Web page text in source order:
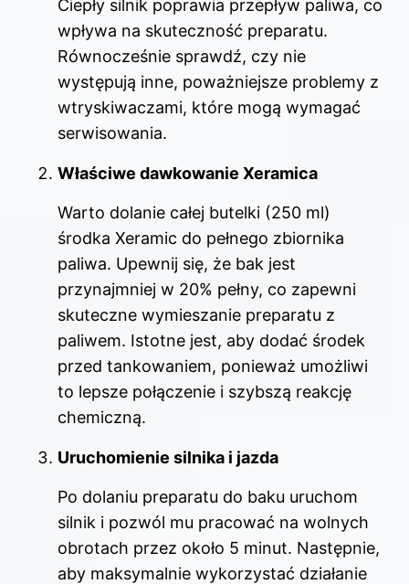
Ciepły silnik poprawia przepływ paliwa, co
wpływa na skuteczność preparatu.
Równocześnie sprawdź, czy nie
występują inne, poważniejsze problemy z
wtryskiwaczami, które mogą wymagać
serwisowania.
Właściwe dawkowanie Xeramica
Warto dolanie całej butelki (250 ml)
środka Xeramic do pełnego zbiornika
paliwa. Upewnij się, że bak jest
przynajmniej w 20% pełny, co zapewni
skuteczne wymieszanie preparatu z
paliwem. Istotne jest, aby dodać środek
przed tankowaniem, ponieważ umożliwi
to lepsze połączenie i szybszą reakcję
chemiczną.
Uruchomienie silnika i jazda
Po dolaniu preparatu do baku uruchom
silnik i pozwól mu pracować na wolnych
obrotach przez około 5 minut. Następnie,
aby maksymalnie wykorzystać działanie